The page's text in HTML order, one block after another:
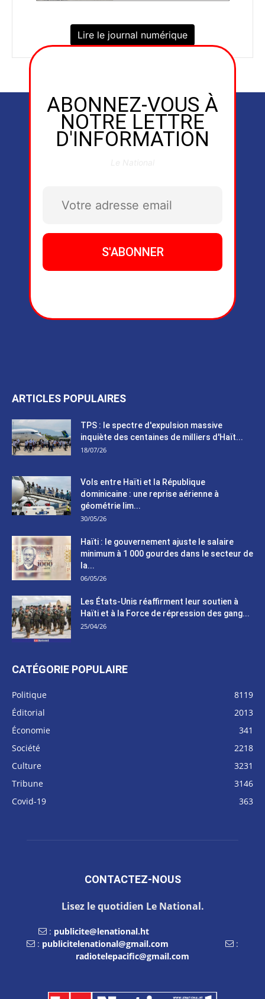
Lire le journal numérique
ABONNEZ-VOUS À
NOTRE LETTRE
D'INFORMATION
ARTICLES POPULAIRES
TPS : le spectre d'expulsion massive
inquiète des centaines de milliers d'Haït...
18/07/26
Vols entre Haïti et la République
dominicaine : une reprise aérienne à
géométrie lim...
30/05/26
Haïti : le gouvernement ajuste le salaire
minimum à 1 000 gourdes dans le secteur de
la...
06/05/26
Les États-Unis réaffirment leur soutien à
Haïti et à la Force de répression des gang...
25/04/26
CATÉGORIE POPULAIRE
Politique
8119
Éditorial
2013
Économie
341
Société
2218
Culture
3231
Tribune
3146
Covid-19
363
CONTACTEZ-NOUS
Lisez le quotidien Le National.
: publicite@lenational.ht
: publicitelenational@gmail.com
:
radiotelepacific@gmail.com